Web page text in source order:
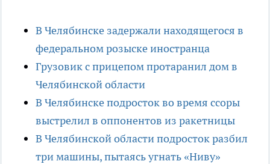
В Челябинске задержали находящегося в
федеральном розыске иностранца
Грузовик с прицепом протаранил дом в
Челябинской области
В Челябинске подросток во время ссоры
выстрелил в оппонентов из ракетницы
В Челябинской области подросток разбил
три машины, пытаясь угнать «Ниву»